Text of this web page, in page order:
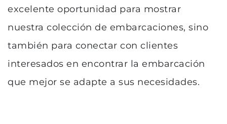
excelente oportunidad para mostrar
nuestra colección de embarcaciones, sino
también para conectar con clientes
interesados en encontrar la embarcación
que mejor se adapte a sus necesidades.